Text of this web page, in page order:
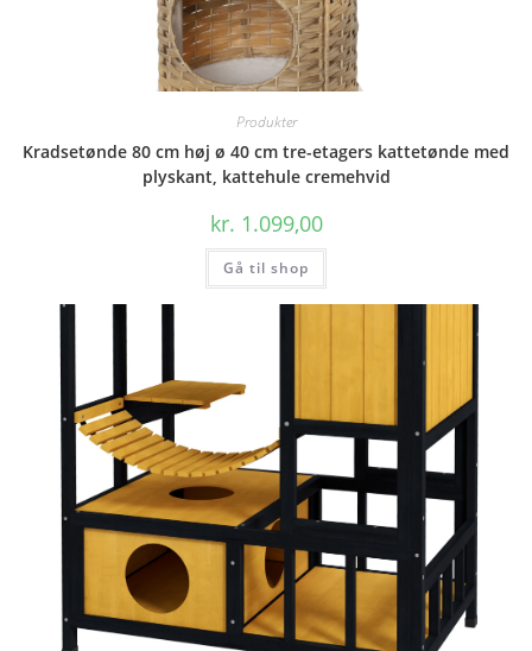
Produkter
Kradsetønde 80 cm høj ø 40 cm tre-etagers kattetønde med
plyskant, kattehule cremehvid
kr. 1.099,00
Gå til shop